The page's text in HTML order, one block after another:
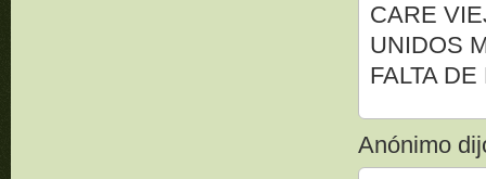
CARE
UNIDOS
FALTA
Anónimo